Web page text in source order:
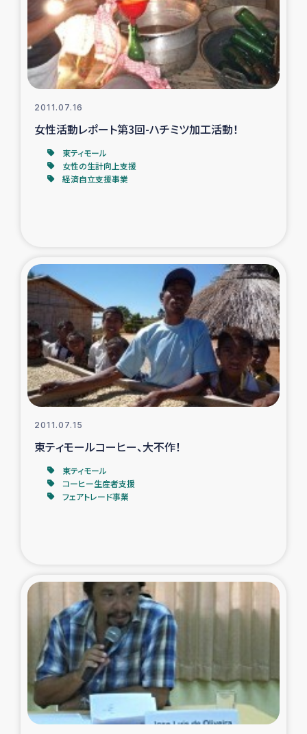
デニヤヤ小規模紅茶農家支援
コーヒー生産者支援
アイナロ県マウベシ郡でのコーヒー畑改善事業
ベイルート大規模爆発被災者支援
女性の生計向上支援
2011.07.16
女性活動レポート第3回-ハチミツ加工活動！
東ティモール
女性の生計向上支援
経済自立支援事業
2011.07.15
東ティモールコーヒー、大不作！
東ティモール
コーヒー生産者支援
フェアトレード事業